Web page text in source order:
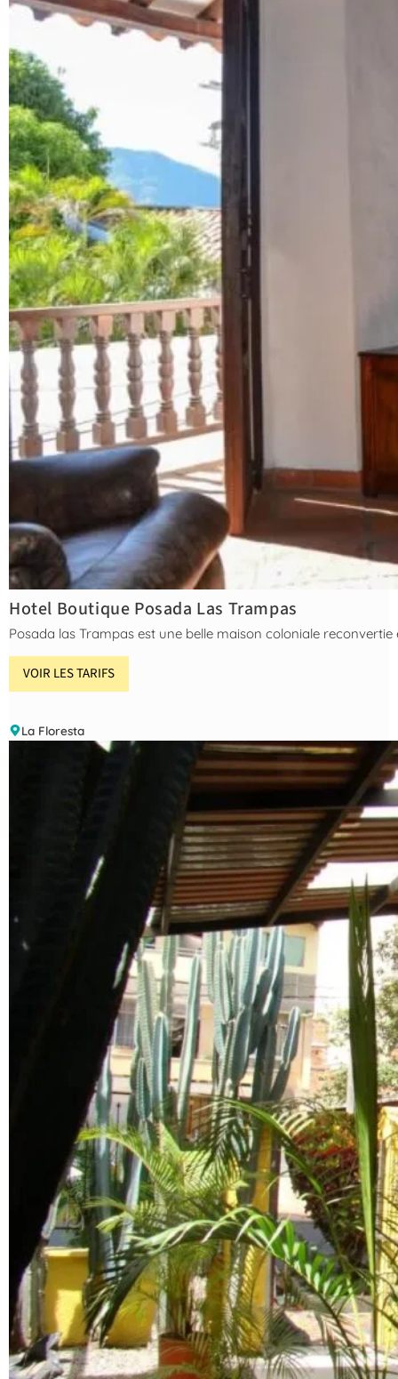
Hotel Boutique Posada Las Trampas
Posada las Trampas est une belle maison coloniale
VOIR LES TARIFS
La Floresta